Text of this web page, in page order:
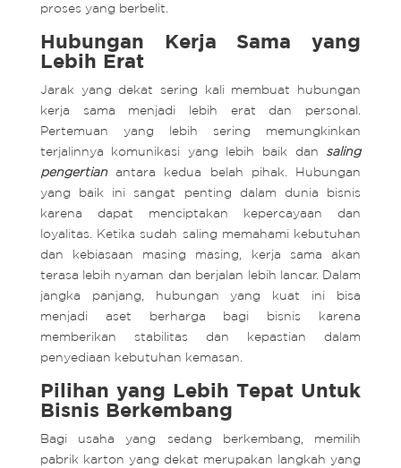
proses yang berbelit.
Hubungan Kerja Sama yang
Lebih Erat
Jarak yang dekat sering kali membuat hubungan
kerja sama menjadi lebih erat dan personal.
Pertemuan yang lebih sering memungkinkan
terjalinnya komunikasi yang lebih baik dan saling
pengertianantara kedua belah pihak. Hubungan
yang baik ini sangat penting dalam dunia bisnis
karena dapat menciptakan kepercayaan dan
loyalitas. Ketika sudah saling memahami kebutuhan
dan kebiasaan masing masing, kerja sama akan
terasa lebih nyaman dan berjalan lebih lancar. Dalam
jangka panjang, hubungan yang kuat ini bisa
menjadi aset berharga bagi bisnis karena
memberikan stabilitas dan kepastian dalam
penyediaan kebutuhan kemasan.
Pilihan yang Lebih Tepat Untuk
Bisnis Berkembang
Bagi usaha yang sedang berkembang, memilih
pabrik karton yang dekat merupakan langkah yang